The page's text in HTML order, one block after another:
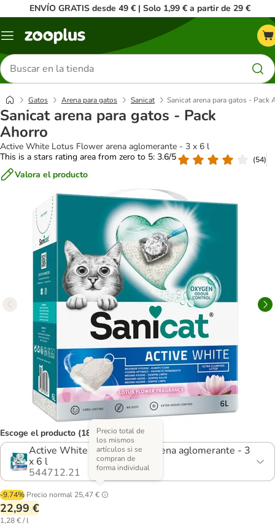
ENVÍO GRATIS desde 49 € | Solo 1,99 € a partir de 29 €
Menú
Buscar
productos
Gatos Arena para gatos Sanicat Sanicat arena para gatos - Pack
Sanicat arena para gatos - Pack
Ahorro
Active White Lotus Flower arena aglomerante - 3 x 6 l
This is a stars rating area from zero to 5: 3.6/5
(54)
Valora el producto
Escoge el producto (18 opciones)
Active White Lotus Flower arena aglomerante - 3
x 6 l
544712.21
-9.74% Precio normal 25,47 €
Precio total de
los mismos
artículos si se
compran de
forma individual
22,99 €
1,28 € / l